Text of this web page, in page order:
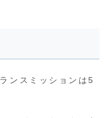
ンスミッションは5